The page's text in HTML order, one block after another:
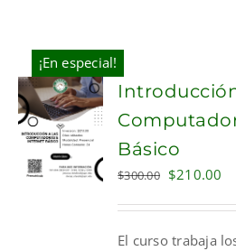
¡En especial!
ADD TO
Básico
$300.00 Original
$300.00.
$210.00
El curso trabaja